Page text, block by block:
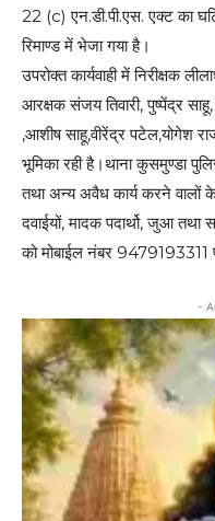
22 (c) एन.डी.पी.एस. एक्ट का
रिमाण्ड में भेजा गया है।
उपरोक्त कार्यवाही में निरीक्षक
आरक्षक संजय तिवारी, पुष्पेंद्र
,आशीष साहू,वीरेंद्र पटेल,योगेश
भूमिका रही है।थाना कुसमुण्डा
तथा अन्य अवैध कार्य करने वालों के
दवाईयों, मादक पदार्थो, जुआ तथा
को मोबाईल नंबर
-